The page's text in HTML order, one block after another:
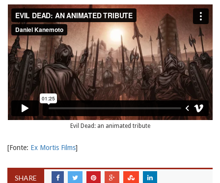
Evil Dead: an animated tribute
[Fonte: Ex Mortis Films]
SHARE